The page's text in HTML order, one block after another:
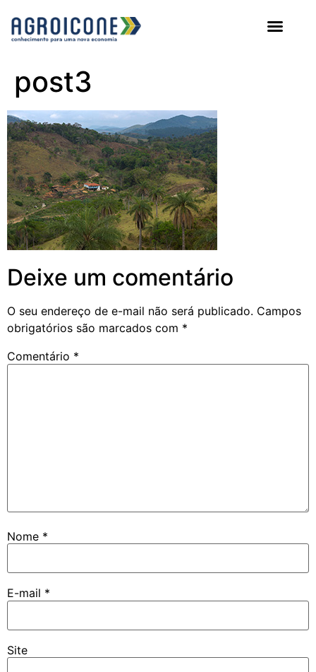
post3
Deixe um comentário
O seu endereço de e-mail não será publicado. Campos
obrigatórios são marcados com *
Comentário *
Nome *
E-mail *
Site